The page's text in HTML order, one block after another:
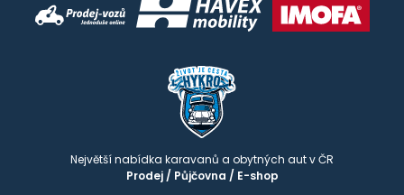
Největší nabídka karavanů a obytných aut v ČR
Prodej/ Půjčovna / E-shop